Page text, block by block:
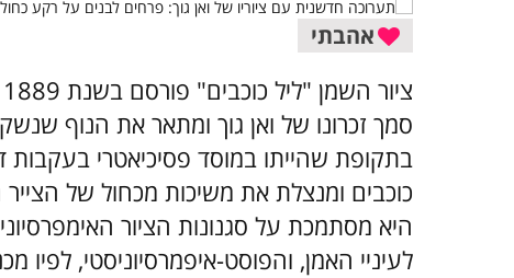
אהבתי
סמך זכרונו של ואן גוך ומתאר את הנוף
בתקופת שהייתו במוסד פסיכיאטרי בעקבות
כוכבים ומנצלת את משיכות מכחול של
היא מסתמכת על סגנונות הציור
לעיניי האמן, והפוסט-איפמרסיוניסטי, לפיו